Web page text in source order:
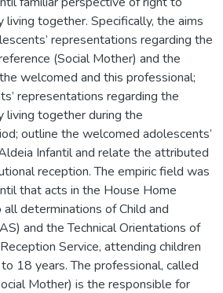
living together. Specifically, the aims
representations regarding the
(Social Mother) and the
welcomed and this professional;
representations regarding the
living together during the
outline the welcomed adolescents’
Infantil and relate the attributed
reception. The empiric field was
that acts in the House Home
determinations of Child and
and the Technical Orientations of
Service, attending children
18 years. The professional, called
Mother) is the responsible for